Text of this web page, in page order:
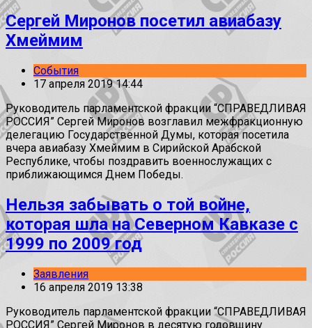
Сергей Миронов посетил авиабазу
Хмеймим
События
17 апреля 2019 14:44
Руководитель парламентской фракции “СПРАВЕДЛИВАЯ
РОССИЯ” Сергей Миронов возглавил межфракционную
делегацию Государственной Думы, которая посетила
вчера авиабазу Хмеймим в Сирийской Арабской
Республике, чтобы поздравить военнослужащих с
приближающимся Днем Победы.
Нельзя забывать о той войне,
которая шла на Северном Кавказе с
1999 по 2009 год
Заявления
16 апреля 2019 13:38
Руководитель парламентской фракции “СПРАВЕДЛИВАЯ
РОССИЯ” Сергей Миронов в десятую годовщину